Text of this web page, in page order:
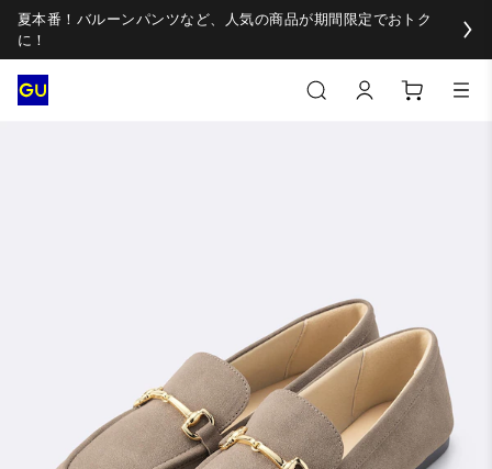
夏本番！バルーンパンツなど、人気の商品が期間限定でおトク
に！